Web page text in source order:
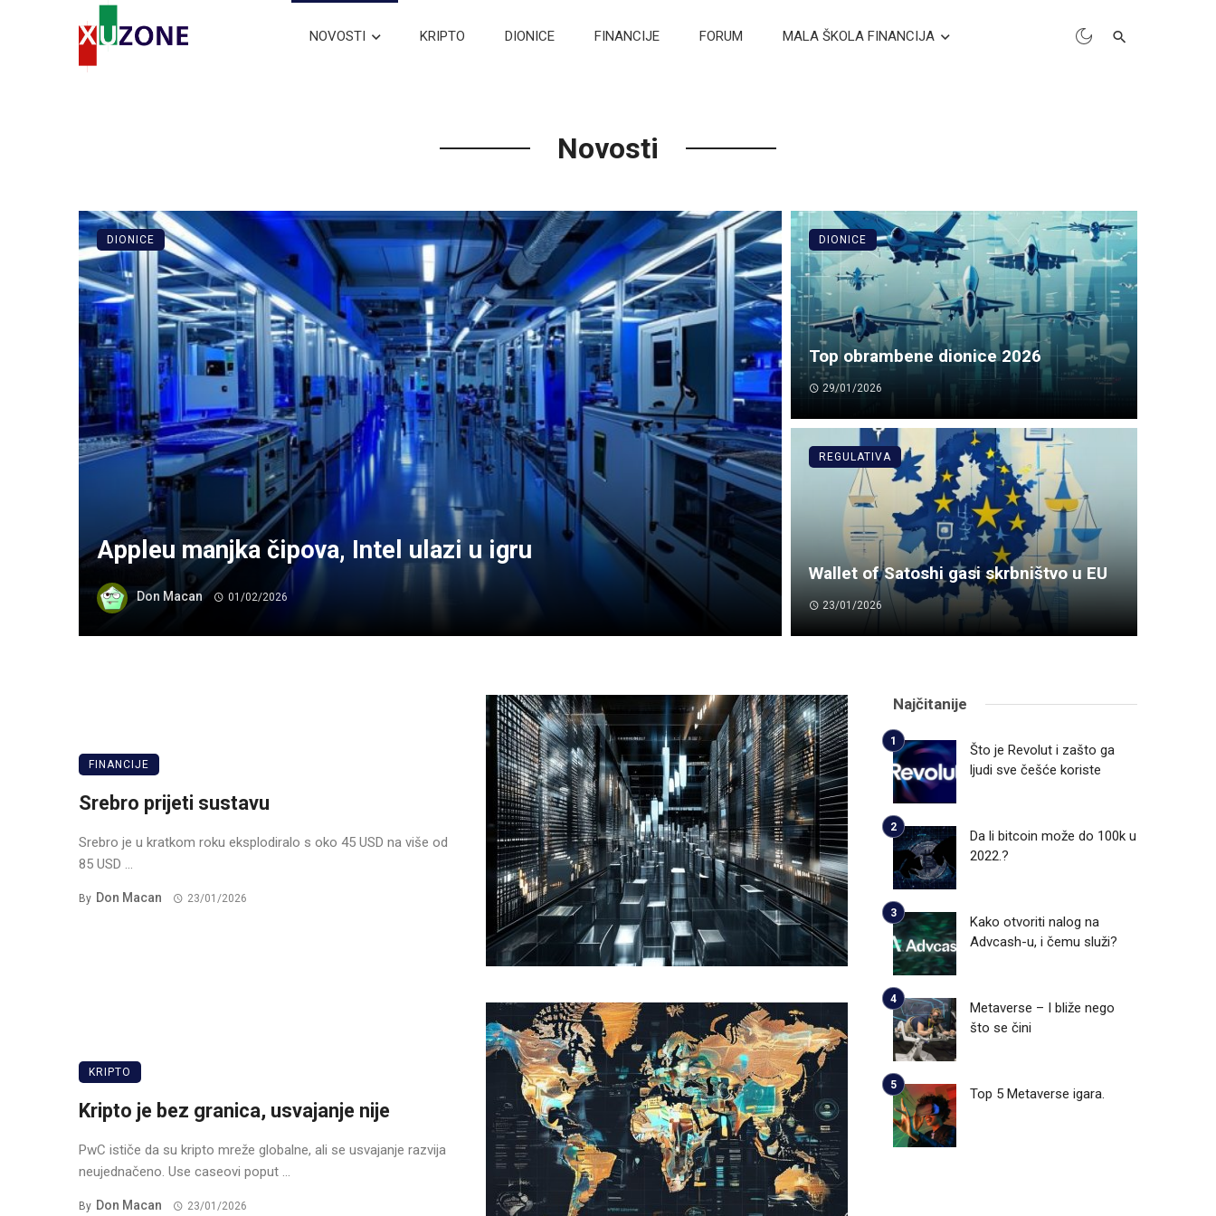
NOVOSTI KRIPTO DIONICE FINANCIJE FORUM MALA ŠKOLA FINANCIJA
Novosti
Appleu manjka čipova, Intel ulazi u igru
Don Macan 01/02/2026
DIONICE
Top obrambene dionice 2026
29/01/2026
DIONICE
Wallet of Satoshi gasi skrbništvo u EU
23/01/2026
REGULATIVA
FINANCIJE
Srebro prijeti sustavu
Srebro je u kratkom roku eksplodiralo s oko 45 USD na više od
85 USD ...
By Don Macan 23/01/2026
KRIPTO
Kripto je bez granica, usvajanje nije
PwC ističe da su kripto mreže globalne, ali se usvajanje razvija
neujednačeno. Use caseovi poput ...
By Don Macan 23/01/2026
Najčitanije
Što je Revolut i zašto ga
ljudi sve češće koriste
Da li bitcoin može do 100k u
2022.?
Kako otvoriti nalog na
Advcash-u, i čemu služi?
Metaverse – I bliže nego
što se čini
Top 5 Metaverse igara.